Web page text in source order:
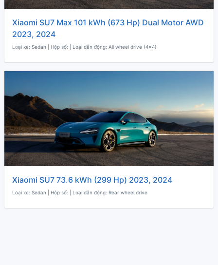
Xiaomi SU7 Max 101 kWh (673 Hp) Dual Motor AWD
2023, 2024
Loại xe: Sedan | Hộp số: | Loại dẫn động: All wheel drive (4x4)
Xiaomi SU7 73.6 kWh (299 Hp) 2023, 2024
Loại xe: Sedan | Hộp số: | Loại dẫn động: Rear wheel drive